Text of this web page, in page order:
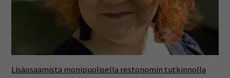
Lisäosaamista monipuolisella restonomin tutkinnolla